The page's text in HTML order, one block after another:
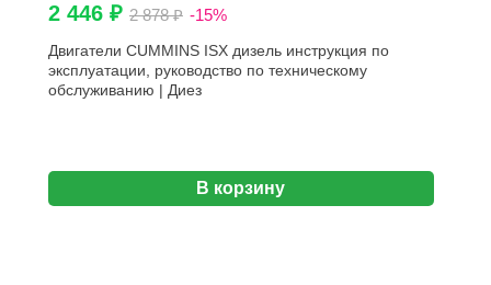
2 446 ₽ 2 878 ₽ -15%
Двигатели CUMMINS ISX дизель инструкция по
эксплуатации, руководство по техническому
обслуживанию | Диез
В корзину